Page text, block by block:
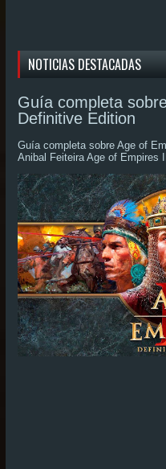
NOTICIAS DESTACADAS
Guía completa
Definitive Edition
Guía completa sobre Age of
Anibal Feiteira Age of Empires